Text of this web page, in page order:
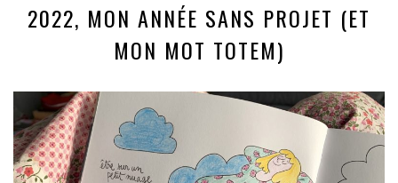
2022, MON ANNÉE SANS PROJET (ET
MON MOT TOTEM)